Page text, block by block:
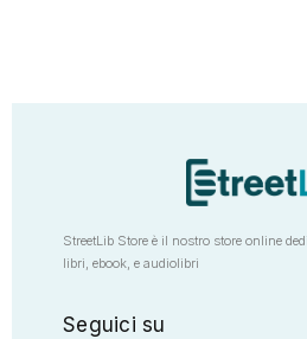
StreetLib Store è il nostro store online
libri, ebook, e audiolibri
Seguici su